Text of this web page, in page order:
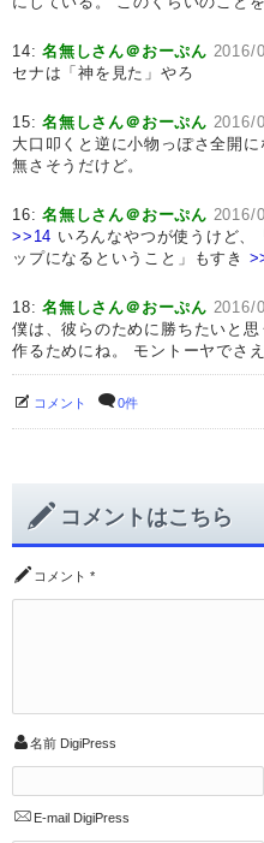
14:名無しさん＠おーぷん 2016/
セナは「神を見た」やろ
15:名無しさん＠おーぷん 2016/
大口叩くと逆に小物っぽさ全開
無さそうだけど。
16:名無しさん＠おーぷん 2016/
>>14 いろんなやつが使うけど、
ップになるということ」もすき
18:名無しさん＠おーぷん 2016/
僕は、彼らのために勝ちたいと
作るためにね。 モントーヤでさ
コメント 0件
コメントはこちら
コメント *
名前 DigiPress
E-mail DigiPress